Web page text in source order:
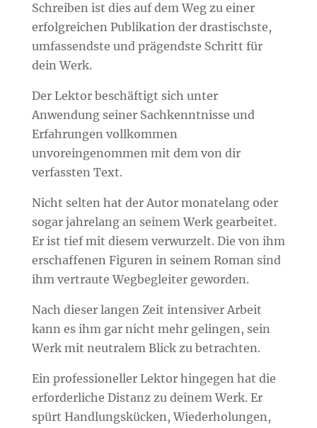
Schreiben ist dies auf dem Weg zu einer
erfolgreichen Publikation der drastischste,
umfassendste und prägendste Schritt für
dein Werk.
Der Lektor beschäftigt sich unter
Anwendung seiner Sachkenntnisse und
Erfahrungen vollkommen
unvoreingenommen mit dem von dir
verfassten Text.
Nicht selten hat der Autor monatelang oder
sogar jahrelang an seinem Werk gearbeitet.
Er ist tief mit diesem verwurzelt. Die von ihm
erschaffenen Figuren in seinem Roman sind
ihm vertraute Wegbegleiter geworden.
Nach dieser langen Zeit intensiver Arbeit
kann es ihm gar nicht mehr gelingen, sein
Werk mit neutralem Blick zu betrachten.
Ein professioneller Lektor hingegen hat die
erforderliche Distanz zu deinem Werk. Er
spürt Handlungskücken, Wiederholungen,